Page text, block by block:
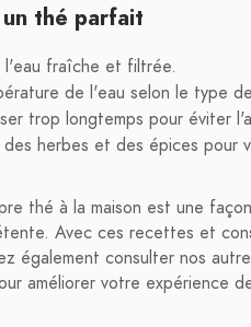
thé parfait
l'eau fraîche et filtrée.
de l'eau selon le type
trop longtemps pour éviter
herbes et des épices pour
thé à la maison est une
Avec ces recettes et
également consulter nos
améliorer votre expérience